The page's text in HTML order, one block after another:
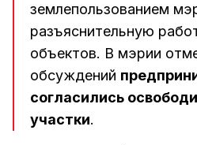
землепользованием
разъяснительную
объектов. В мэрии
обсуждений
согласились
участки.